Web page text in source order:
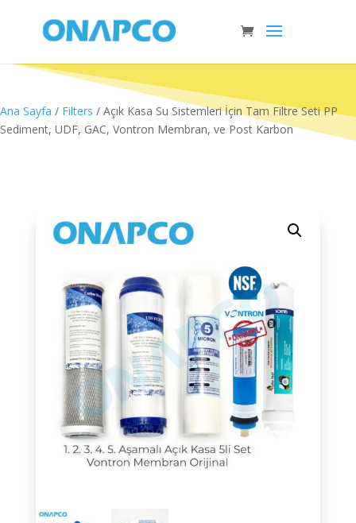
Ana Sayfa / Filters / Açık Kasa Su Sistemleri İçin Tam Filtre Seti PP
Sediment, UDF, GAC, Vontron Membran, ve Post Karbon